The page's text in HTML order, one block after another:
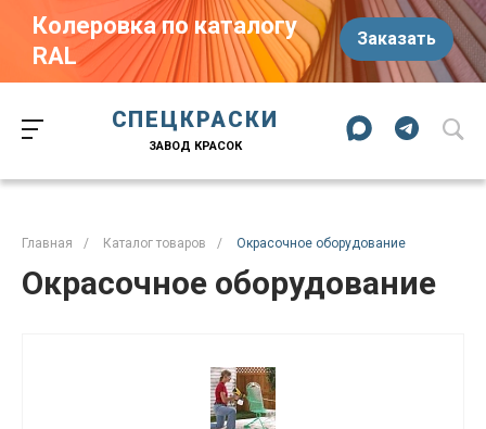
Колеровка по каталогу
RAL
Заказать
ул. Труда, д. 187 к.2
Челябинск
Челябинская область
СПЕЦКРАСКИ
ЗАВОД КРАСОК
Главная / Каталог товаров / Окрасочное оборудование
Окрасочное оборудование